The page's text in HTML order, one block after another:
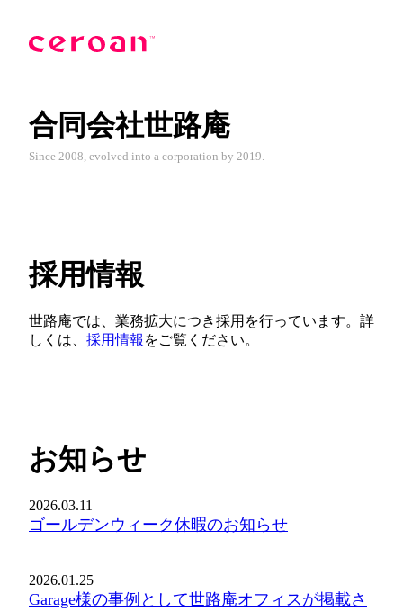
合同会社世路庵
Since 2008, evolved into a corporation by 2019.
採用情報
世路庵では、業務拡大につき採用を行っています。詳
しくは、 採用情報 をご覧ください。
お知らせ
2026.03.11
ゴールデンウィーク休暇のお知らせ
2026.01.25
Garage様の事例として世路庵オフィスが掲載さ